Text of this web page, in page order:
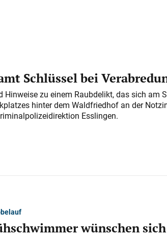
Schlüssel bei
Hinweise zu einem Raubdelikt, das sich am
hinter dem Waldfriedhof an der
Esslingen.
wünschen